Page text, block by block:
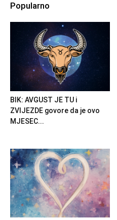
Popularno
BIK: AVGUST JE TU i
ZVIJEZDE govore da je ovo
MJESEC...